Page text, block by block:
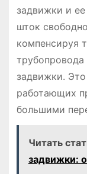
задвижки и ее
шток
компенсируя
задвижки.
работающих
большими
Читать
задвижки: